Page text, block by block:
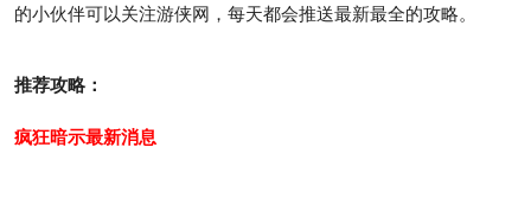
的小伙伴可以关注游侠网，每天都会推送最新最全的攻略。
推荐攻略：
疯狂暗示最新消息